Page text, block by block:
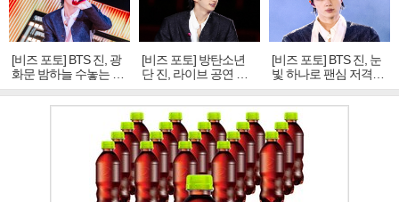
[비즈 포토] BTS 진, 광
화문 밤하늘 수놓는 '비
주얼 킹'의 열창
[비즈 포토] 방탄소년
단 진, 라이브 공연 중
빛나는 독보적 아우라
[비즈 포토] BTS 진, 눈
빛 하나로 팬심 저격…
독보적 카리스마